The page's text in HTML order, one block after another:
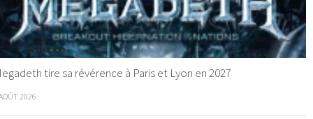
tire sa révérence à Paris et Lyon en 2027
2026